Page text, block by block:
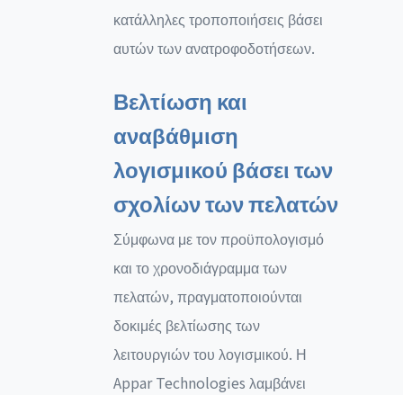
κατάλληλες τροποποιήσεις βάσει
αυτών των ανατροφοδοτήσεων.
Βελτίωση και
αναβάθμιση
λογισμικού βάσει των
σχολίων των πελατών
Σύμφωνα με τον προϋπολογισμό
και το χρονοδιάγραμμα των
πελατών, πραγματοποιούνται
δοκιμές βελτίωσης των
λειτουργιών του λογισμικού. Η
Appar Technologies λαμβάνει